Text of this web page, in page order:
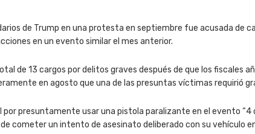
de Trump en una protesta en septiembre fue acusada de
en un evento similar el mes anterior.
de 13 cargos por delitos graves después de que los fiscales
en agosto que una de las presuntas víctimas requirió
presuntamente usar una pistola paralizante en el evento “4
cometer un intento de asesinato deliberado con su vehículo